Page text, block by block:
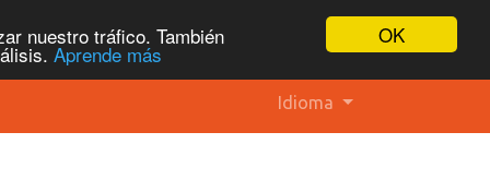
OK
nuestro tráfico. También
Aprende más
Idioma